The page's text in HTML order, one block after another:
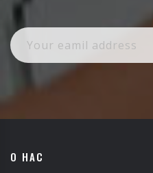
О НАС